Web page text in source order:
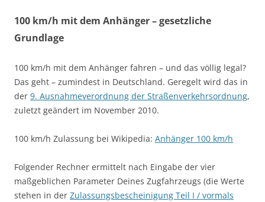
100 km/h mit dem Anhänger – gesetzliche
Grundlage
100 km/h mit dem Anhänger fahren – und das völlig legal?
Das geht – zumindest in Deutschland. Geregelt wird das in
der 9. Ausnahmeverordnung der Straßenverkehrsordnung,
zuletzt geändert im November 2010.
100 km/h Zulassung bei Wikipedia: Anhänger 100 km/h
Folgender Rechner ermittelt nach Eingabe der vier
maßgeblichen Parameter Deines Zugfahrzeugs (die Werte
stehen in der Zulassungsbescheinigung Teil I / vormals